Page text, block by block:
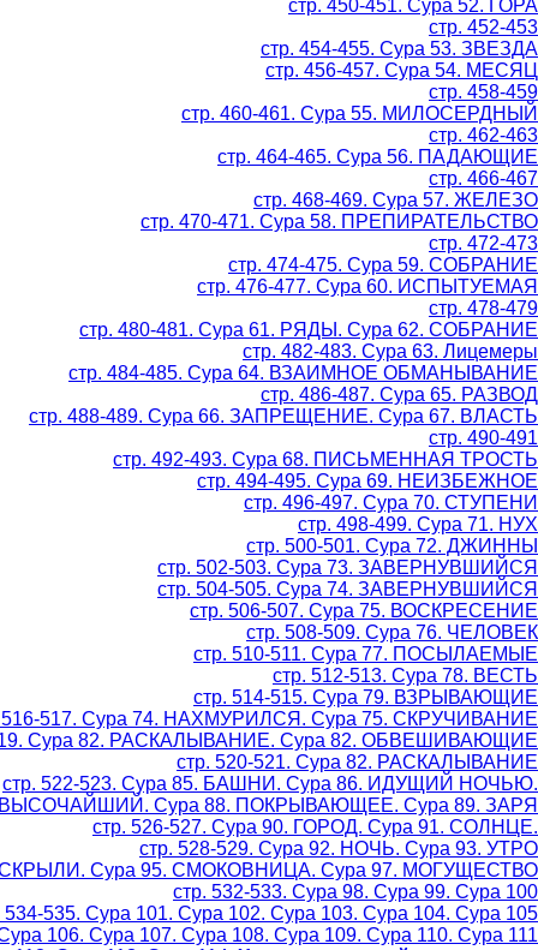
стр. 450-451. Сура 52. ГОРА
стр. 452-453
стр. 454-455. Сура 53. ЗВЕЗДА
стр. 456-457. Сура 54. МЕСЯЦ
стр. 458-459
стр. 460-461. Сура 55. МИЛОСЕРДНЫЙ
стр. 462-463
стр. 464-465. Сура 56. ПАДАЮЩИЕ
стр. 466-467
стр. 468-469. Сура 57. ЖЕЛЕЗО
стр. 470-471. Сура 58. ПРЕПИРАТЕЛЬСТВО
стр. 472-473
стр. 474-475. Сура 59. СОБРАНИЕ
стр. 476-477. Сура 60. ИСПЫТУЕМАЯ
стр. 478-479
стр. 480-481. Сура 61. РЯДЫ. Сура 62. СОБРАНИЕ
стр. 482-483. Сура 63. Лицемеры
стр. 484-485. Сура 64. ВЗАИМНОЕ ОБМАНЫВАНИЕ
стр. 486-487. Сура 65. РАЗВОД
стр. 488-489. Сура 66. ЗАПРЕЩЕНИЕ. Сура 67. ВЛАСТЬ
стр. 490-491
стр. 492-493. Сура 68. ПИСЬМЕННАЯ ТРОСТЬ
стр. 494-495. Сура 69. НЕИЗБЕЖНОЕ
стр. 496-497. Сура 70. СТУПЕНИ
стр. 498-499. Сура 71. НУХ
стр. 500-501. Сура 72. ДЖИННЫ
стр. 502-503. Сура 73. ЗАВЕРНУВШИЙСЯ
стр. 504-505. Сура 74. ЗАВЕРНУВШИЙСЯ
стр. 506-507. Сура 75. ВОСКРЕСЕНИЕ
стр. 508-509. Сура 76. ЧЕЛОВЕК
стр. 510-511. Сура 77. ПОСЫЛАЕМЫЕ
стр. 512-513. Сура 78. ВЕСТЬ
стр. 514-515. Сура 79. ВЗРЫВАЮЩИЕ
516-517. Сура 74. НАХМУРИЛСЯ. Сура 75. СКРУЧИВАНИЕ
Сура 82. РАСКАЛЫВАНИЕ. Сура 82. ОБВЕШИВАЮЩИЕ
стр. 520-521. Сура 82. РАСКАЛЫВАНИЕ
стр. 522-523. Сура 85. БАШНИ. Сура 86. ИДУЩИЙ НОЧЬЮ.
ВЫСОЧАЙШИЙ. Сура 88. ПОКРЫВАЮЩЕЕ. Сура 89. ЗАРЯ
стр. 526-527. Сура 90. ГОРОД. Сура 91. СОЛНЦЕ.
стр. 528-529. Сура 92. НОЧЬ. Сура 93. УТРО
Сура 95. СМОКОВНИЦА. Сура 97. МОГУЩЕСТВО
стр. 532-533. Сура 98. Сура 99. Сура 100
534-535. Сура 101. Сура 102. Сура 103. Сура 104. Сура 105
106. Сура 107. Сура 108. Сура 109. Сура 110. Сура 111